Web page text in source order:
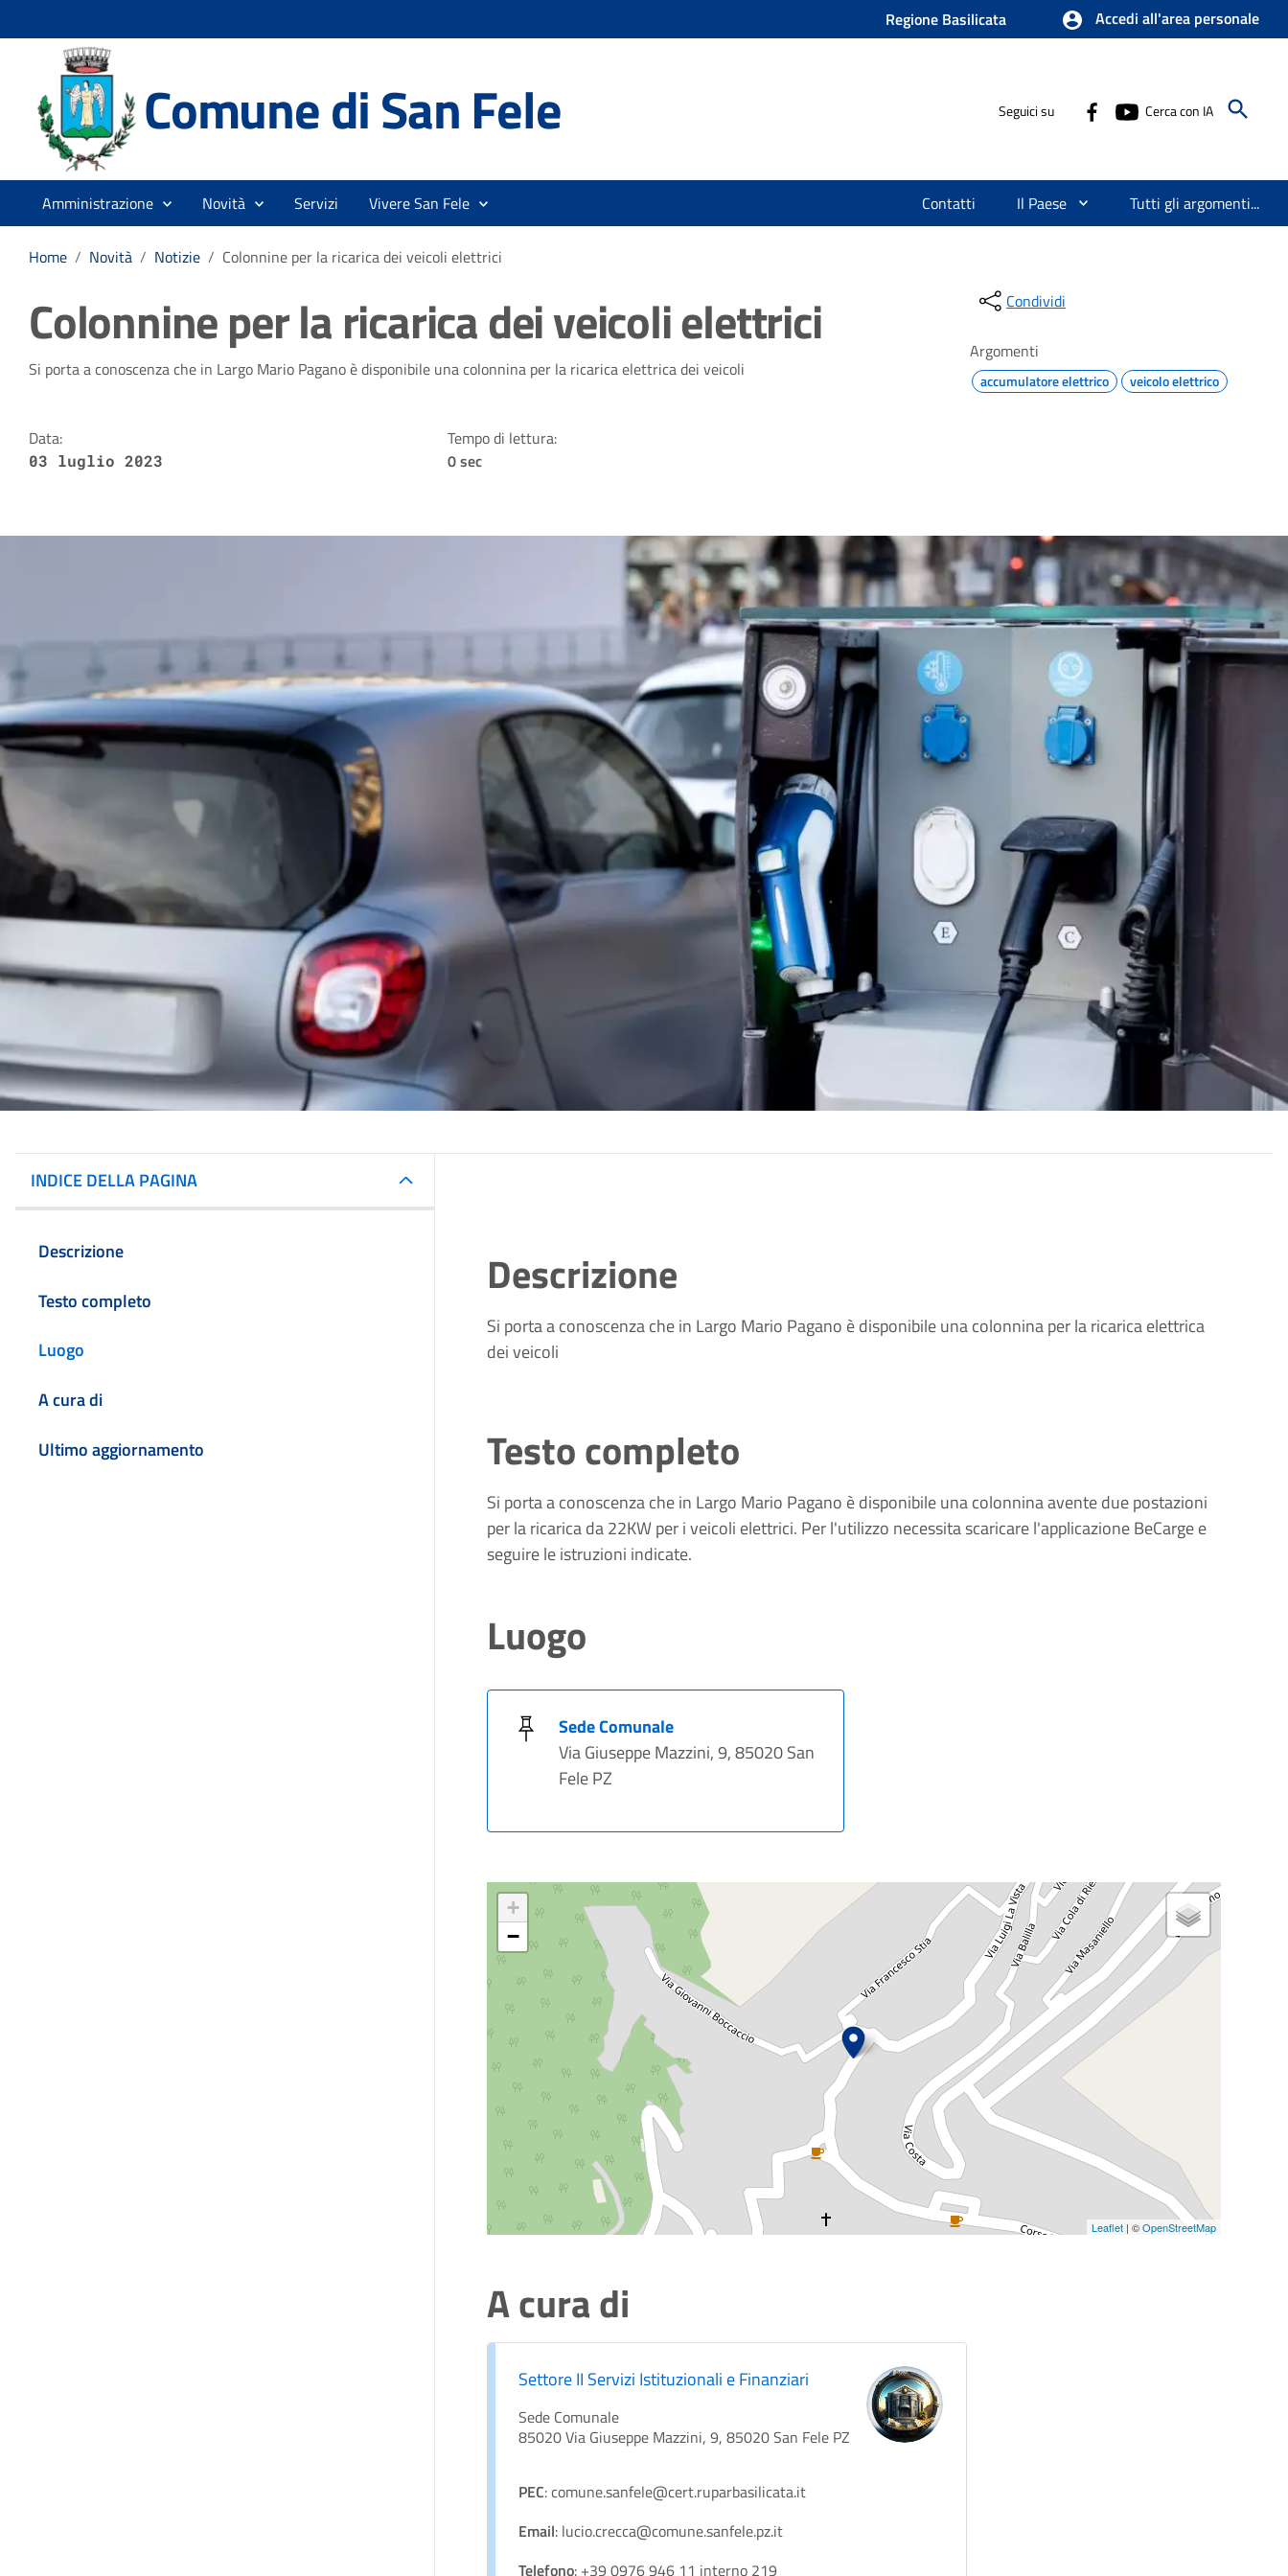
Regione Basilicata Accedi all'area personale
Comune di San Fele Seguici su Cerca con IA
Amministrazione Novità Servizi Vivere San Fele Contatti Il Paese Tutti gli argomenti...
Home / Novità / Notizie / Colonnine per la ricarica dei veicoli elettrici
Colonnine per la ricarica dei veicoli elettrici
Dettagli della notizia
Si porta a conoscenza che in Largo Mario Pagano è disponibile una colonnina per la ricarica elettrica dei veicoli
Data:
03 luglio 2023
Tempo di lettura:
0 sec
Condividi
Argomenti
accumulatore elettrico veicolo elettrico
INDICE DELLA PAGINA
Descrizione
Testo completo
Luogo
A cura di
Ultimo aggiornamento
Descrizione
Si porta a conoscenza che in Largo Mario Pagano è disponibile una colonnina per la ricarica elettrica
dei veicoli
Testo completo
Si porta a conoscenza che in Largo Mario Pagano è disponibile una colonnina avente due postazioni
per la ricarica da 22KW per i veicoli elettrici. Per l'utilizzo necessita scaricare l'applicazione BeCarge e
seguire le istruzioni indicate.
Luogo
Sede Comunale
Via Giuseppe Mazzini, 9, 85020 San
Fele PZ
+
−
Leaflet| ©OpenStreetMap
A cura di
Settore II Servizi Istituzionali e Finanziari
Sede Comunale
85020 Via Giuseppe Mazzini, 9, 85020 San Fele PZ
PEC: comune.sanfele@cert.ruparbasilicata.it
Email: lucio.crecca@comune.sanfele.pz.it
Telefono: +39 0976 946 11 interno 219